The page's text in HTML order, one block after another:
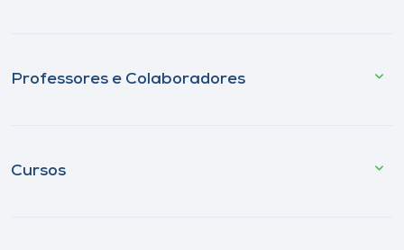
Professores e Colaboradores
Cursos